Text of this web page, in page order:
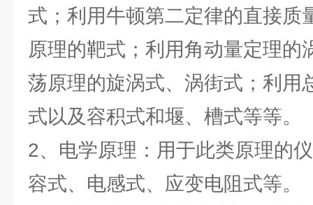
式；利用牛顿第二定律的直接质
原理的靶式；利用角动量定理的
荡原理的旋涡式、涡街式；利用
式以及容积式和堰、槽式等等。
2、电学原理：用于此类原理的
容式、电感式、应变电阻式等。